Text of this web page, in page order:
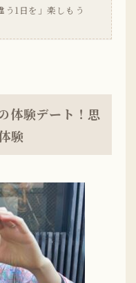
1日を」楽しもう
体験デート！思
験